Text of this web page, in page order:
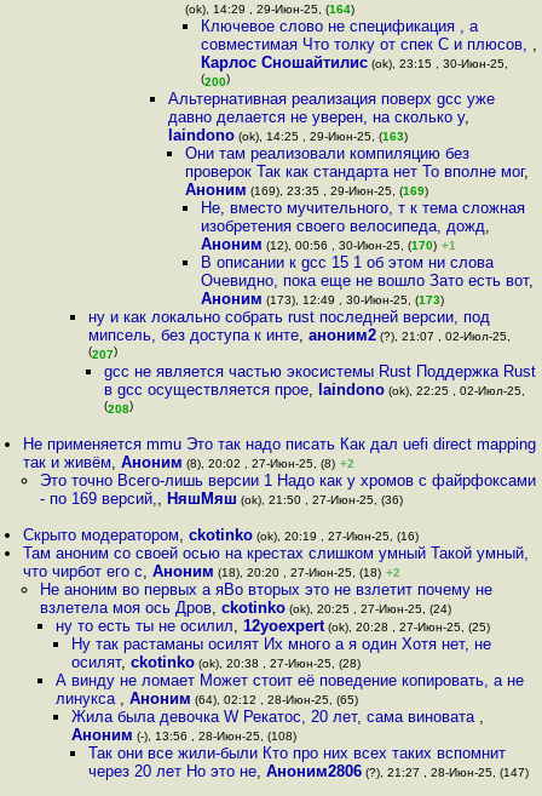
(ok), 14:29 , 29-Июн-25, (164)
Ключевое слово не спецификация , а
совместимая Что толку от спек С и плюсов, ,
Карлос Сношайтилис(ok), 23:15 , 30-Июн-25,
(200)
Альтернативная реализация поверх gcc уже
давно делается не уверен, на сколько у,
laindono (ok), 14:25 , 29-Июн-25, (163)
Они там реализовали компиляцию без
проверок Так как стандарта нет То вполне мог,
Аноним (169), 23:35 , 29-Июн-25, (169)
Не, вместо мучительного, т к тема сложная
изобретения своего велосипеда, дожд,
Аноним (12), 00:56 , 30-Июн-25, (170) +1
В описании к gcc 15 1 об этом ни слова
Очевидно, пока еще не вошло Зато есть вот,
Аноним (173), 12:49 , 30-Июн-25, (173)
ну и как локально собрать rust последней версии, под
мипсель, без доступа к инте, аноним2(?), 21:07 , 02-Июл-25,
(207)
gcc не является частью экосистемы Rust Поддержка Rust
в gcc осуществляется прое, laindono(ok), 22:25 , 02-Июл-25,
(208)
Не применяется mmu Это так надо писать Как дал uefi direct mapping
так и живём,Аноним (8), 20:02 , 27-Июн-25, (8) +2
Это точно Всего-лишь версии 1 Надо как у хромов с файрфоксами
- по 169 версий,, НяшМяш (ok), 21:50 , 27-Июн-25, (36)
Скрыто модератором,ckotinko (ok), 20:19 , 27-Июн-25, (16)
Там аноним со своей осью на крестах слишком умный Такой умный,
что чирбот его с,Аноним (18), 20:20 , 27-Июн-25, (18) +2
Не аноним во первых а яВо вторых это не взлетит почему не
взлетела моя ось Дров, ckotinko(ok), 20:25 , 27-Июн-25, (24)
ну то есть ты не осилил, 12yoexpert(ok), 20:28 , 27-Июн-25, (25)
Ну так растаманы осилят Их много а я один Хотя нет, не
осилят,ckotinko (ok), 20:38 , 27-Июн-25, (28)
А винду не ломает Может стоит её поведение копировать, а не
линукса , Аноним (64), 02:12 , 28-Июн-25, (65)
Жила была девочка W Рекатос, 20 лет, сама виновата ,
Аноним (-), 13:56 , 28-Июн-25, (108)
Так они все жили-были Кто про них всех таких вспомнит
через 20 лет Но это не, Аноним2806(?), 21:27 , 28-Июн-25, (147)